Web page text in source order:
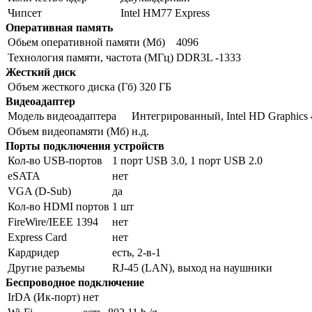
Чипсет
Intel HM77 Express
Оперативная память
Обьем оперативной памяти (Мб)
4096
Технология памяти, частота (МГц) DDR3L -1333
Жесткий диск
Объем жесткого диска (Гб) 320 ГБ
Видеоадаптер
Модель видеоадаптера
Интегрированный, Intel HD Graphics
Объем видеопамяти (Мб) н.д.
Порты подключения устройств
Кол-во USB-портов
1 порт USB 3.0, 1 порт USB 2.0
eSATA
нет
VGA (D-Sub)
да
Кол-во HDMI портов 1 шт
FireWire/IEEE 1394
нет
Express Card
нет
Кардридер
есть, 2-в-1
Другие разъемы
RJ-45 (LAN), выход на наушники
Беспроводное подключение
IrDA (Ик-порт) нет